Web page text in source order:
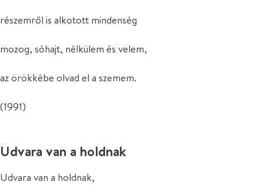
részemről is alkotott mindenség
mozog, sóhajt, nélkülem és velem,
az örökkébe olvad el a szemem.
(1991)
Udvara van a holdnak
Udvara van a holdnak,